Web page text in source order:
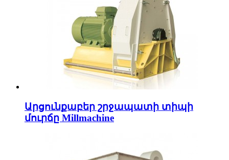
Արցունքաբեր շրջապատի տիպի
մուրճը Millmachine